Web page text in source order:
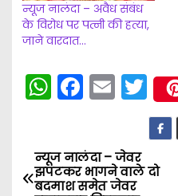
न्यूज नालंदा – अवैध संबंध
के विरोध पर पत्नी की हत्या,
जाने वारदात…
W
h
ts
A
F
a
e
b
E
m
l
T
w
itt
er
Pन्यूज नालंदा – जेवर
झपटकर भागने वाले दो
बदमाश समेत जेवर